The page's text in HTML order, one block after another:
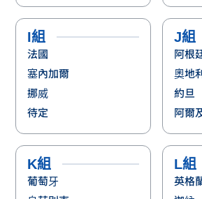
I組
法國
塞內加爾
挪威
待定
J組
阿根
奧地
約旦
阿爾
K組
葡萄牙
L組
英格